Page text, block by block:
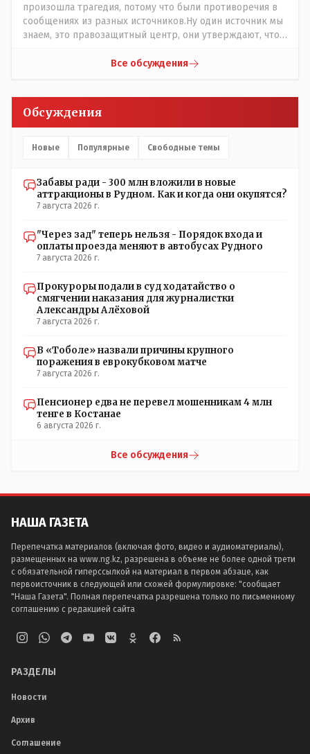
произошла трагедия, потому что были противоречия в
сообщениях из разных источников.Ну один источник мы
знаем, это правозащитный центр, они утверждают, что
второй источник, с противоречивой информацией? Кто
Все обсуждения
Обсуждения
Новые Популярные Свободные темы
Забавы ради - 300 млн вложили в новые
аттракционы в Рудном. Как и когда они окупятся?
7 августа 2026 г.
"Через зад" теперь нельзя - Порядок входа и
оплаты проезда меняют в автобусах Рудного
7 августа 2026 г.
Прокуроры подали в суд ходатайство о
смягчении наказания для журналистки
Александры Алёховой
7 августа 2026 г.
В «Тоболе» назвали причины крупного
поражения в еврокубковом матче
7 августа 2026 г.
Пенсионер едва не перевел мошенникам 4 млн
тенге в Костанае
6 августа 2026 г.
Все обсуждения
НАША ГАЗЕТА
Перепечатка материалов (включая фото, видео и аудиоматериалы),
размещенных на www.ng.kz, разрешена в объеме не более одной трети
с обязательной гиперссылкой на материал в первом абзаце, как
первоисточник в следующей или схожей формулировке: "сообщает
"Наша Газета". Полная перепечатка разрешена только по письменному
соглашению с редакцией сайта
РАЗДЕЛЫ
Новости
Архив
Соглашение